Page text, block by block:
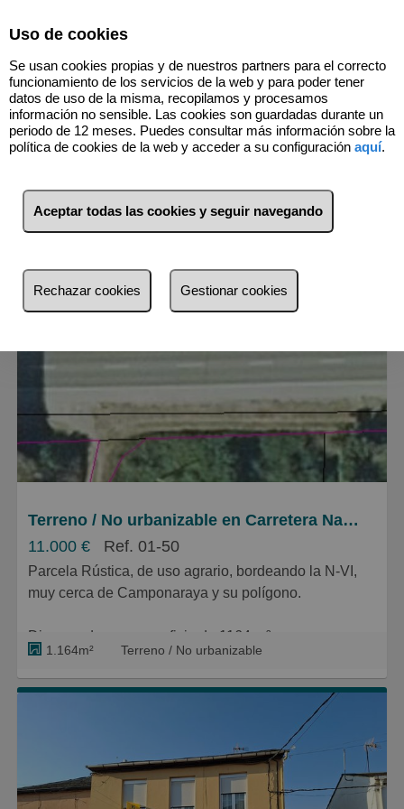
2 Inmuebles Camponaraya (León)
Menos reciente
Pequeños
Grandes
Terreno / No urbanizable en Carretera Nacional VI 61, Camponaraya
11.000 €
Ref. 01-50
Parcela Rústica, de uso agrario, bordeando la N-VI,
muy cerca de Camponaraya y su polígono.
Dispone de una superficie de 1164 m².
Apta para uso de recreo o agrario.
Posibilidad para construcción de caseta de aperos,
Acceso por de la vía de servicio de la N-VI o a través
1.164m² Terreno / No urbanizable
Uso de cookies
Se usan cookies propias y de nuestros partners para el correcto
funcionamiento de los servicios de la web y para poder tener
datos de uso de la misma, recopilamos y procesamos
información no sensible. Las cookies son guardadas durante un
periodo de 12 meses. Puedes consultar más información sobre la
política de cookies de la web y acceder a su configuración aquí.
Aceptar todas las cookies y seguir navegando
Rechazar cookies Gestionar cookies